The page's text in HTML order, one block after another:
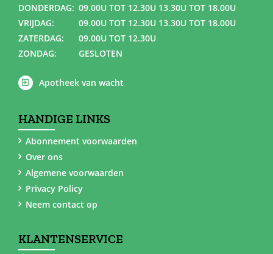
DONDERDAG: 09.00U TOT 12.30U 13.30U TOT 18.00U
VRIJDAG:
09.00U TOT 12.30U 13.30U TOT 18.00U
ZATERDAG:
09.00U TOT 12.30U
ZONDAG:
GESLOTEN
Apotheek van wacht
HANDIGE LINKS
Abonnement voorwaarden
Over ons
Algemene voorwaarden
Privacy Policy
Neem contact op
KLANTENSERVICE